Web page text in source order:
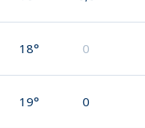
18° 0
19° 0